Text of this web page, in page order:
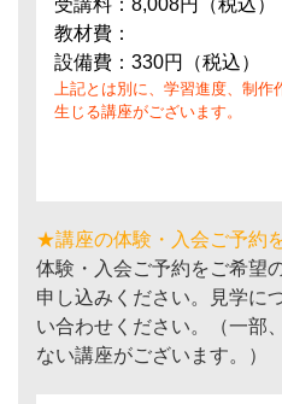
受講料：8,008円（税込）
教材費：
設備費：330円（税込）
上記とは別に、学習進度、制作
生じる講座がございます。
★講座の体験・入会ご予約
体験・入会ご予約をご希望
申し込みください。見学に
い合わせください。（一部
ない講座がございます。）